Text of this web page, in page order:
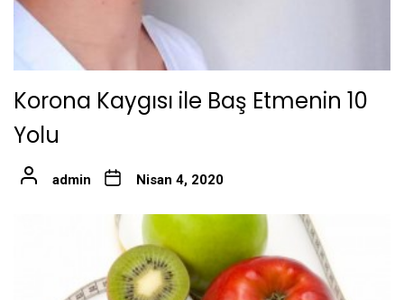
Korona Kaygısı ile Baş Etmenin 10
Yolu
admin Nisan 4, 2020